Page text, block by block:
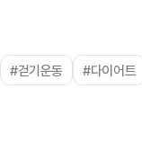
#걷기운동 #다이어트